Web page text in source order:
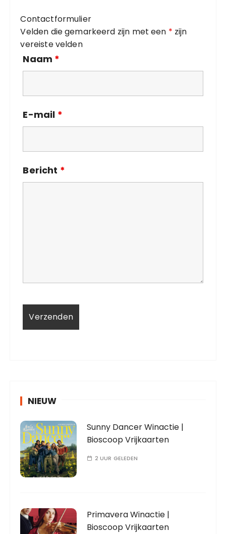
e
ë
n
Contactformulier
Velden die gemarkeerd zijn met een * zijn
vereiste velden
Naam *
E-mail *
Bericht *
NIEUW
Sunny Dancer Winactie |
Bioscoop Vrijkaarten
2 UUR GELEDEN
Primavera Winactie |
Bioscoop Vrijkaarten